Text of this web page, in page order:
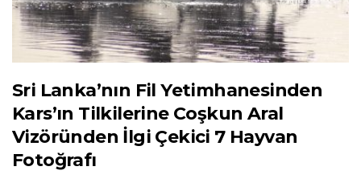
Sri Lanka’nın Fil Yetimhanesinden
Kars’ın Tilkilerine Coşkun Aral
Vizöründen İlgi Çekici 7 Hayvan
Fotoğrafı